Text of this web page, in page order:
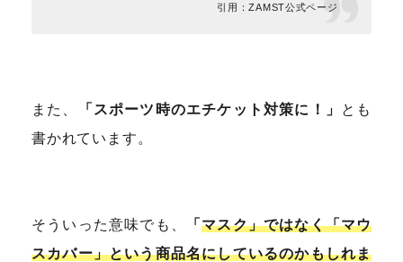
引用：ZAMST公式ページ
また、 「スポーツ時のエチケット対策に！」
とも
書かれています。
そういった意味でも、 「マスク」ではなく「マウ
スカバー」という商品名にしているのかもしれま